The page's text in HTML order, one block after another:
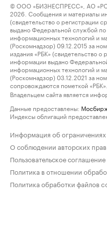
© ООО «БИЗНЕСПРЕСС», АО
2026. Сообщения и материалы
(свидетельство о регистрации
выдано Федеральной службой по
информационных технологий и
(Роскомнадзор) 09.12.2015 за
издания «РБК» (свидетельство
информации выдано
информационных технологий и
(Роскомнадзор) 03.12.2021 за
сопровождаются пометкой «РБК».
Владельцем сайта является
Данные предоставлены:
Индексы облигаций
Информация об ограничениях
О соблюдении авторских прав
Пользовательское соглашение
Политика в отношении
Политика обработки файлов